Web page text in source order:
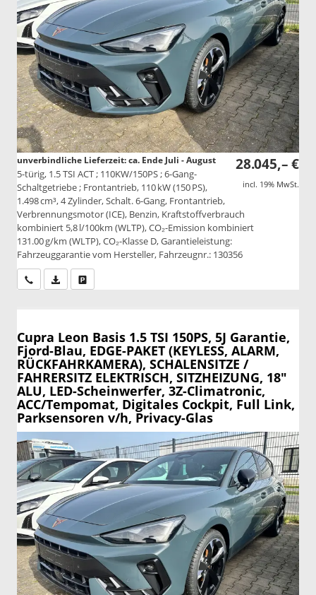
28.045,– €
incl. 19% MwSt.
unverbindliche Lieferzeit: ca. Ende Juli - August
5-türig, 1.5 TSI ACT ; 110KW/150PS ; 6-Gang-
Schaltgetriebe ; Frontantrieb, 110 kW (150 PS),
1.498 cm³, 4 Zylinder, Schalt. 6-Gang, Frontantrieb,
Verbrennungsmotor (ICE), Benzin, Kraftstoffverbrauch
kombiniert 5,8 l/100km (WLTP), CO₂-Emission kombiniert
131.00 g/km (WLTP), CO₂-Klasse D, Garantieleistung:
Fahrzeuggarantie vom Hersteller, Fahrzeugnr.: 130356
Wir rufen Sie anPDF-Datei, Fahrzeugexposé drucken
Cupra Leon Basis 1.5 TSI 150PS, 5J Garantie,
Fjord-Blau, EDGE-PAKET (KEYLESS, ALARM,
RÜCKFAHRKAMERA), SCHALENSITZE /
FAHRERSITZ ELEKTRISCH, SITZHEIZUNG, 18"
ALU, LED-Scheinwerfer, 3Z-Climatronic,
ACC/Tempomat, Digitales Cockpit, Full Link,
Parksensoren v/h, Privacy-Glas